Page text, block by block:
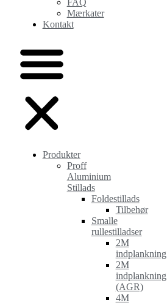
Mærkater
Kontakt
Produkter
Proff
Aluminium
Stillads
Foldestillads
Tilbehør
Smalle
rullestilladser
2M
indplankning
2M
indplankning
(AGR)
4M